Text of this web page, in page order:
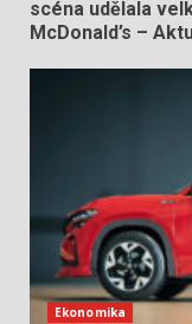
scéna udělala
McDonald’s –
Ekonomika